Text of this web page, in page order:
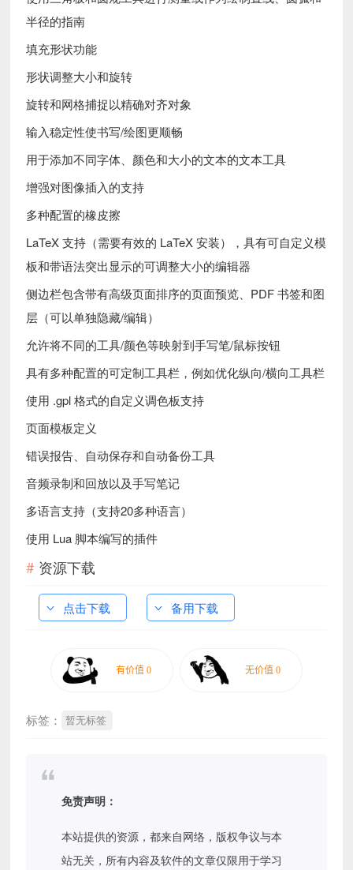
半径的指南
填充形状功能
形状调整大小和旋转
旋转和网格捕捉以精确对齐对象
输入稳定性使书写/绘图更顺畅
用于添加不同字体、颜色和大小的文本的文本工具
增强对图像插入的支持
多种配置的橡皮擦
LaTeX 支持（需要有效的 LaTeX 安装），具有可自定义模
板和带语法突出显示的可调整大小的编辑器
侧边栏包含带有高级页面排序的页面预览、PDF 书签和图
层（可以单独隐藏/编辑）
允许将不同的工具/颜色等映射到手写笔/鼠标按钮
具有多种配置的可定制工具栏，例如优化纵向/横向工具栏
使用 .gpl 格式的自定义调色板支持
页面模板定义
错误报告、自动保存和自动备份工具
音频录制和回放以及手写笔记
多语言支持（支持20多种语言）
使用 Lua 脚本编写的插件
资源下载
点击下载 备用下载
标签： 暂无标签
免责声明：
本站提供的资源，都来自网络，版权争议与本
站无关，所有内容及软件的文章仅限用于学习